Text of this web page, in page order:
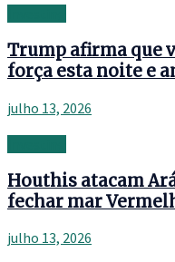
Trump afirma que
força esta noite e
julho 13, 2026
Houthis atacam
fechar mar
julho 13, 2026